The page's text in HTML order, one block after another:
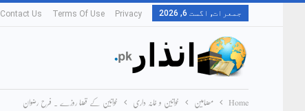
جمعرات, اگست 6, 2026 Privacy
Terms Of Use
Contact Us
Home مضامین خواتین و خانہ داری خواتین کے قضا روزے ۔ فرح رضوان